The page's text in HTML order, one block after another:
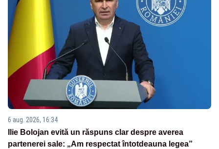
6 aug. 2026, 16:34
Ilie Bolojan evită un răspuns clar despre averea
partenerei sale: „Am respectat întotdeauna legea”